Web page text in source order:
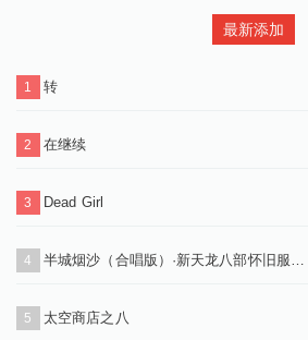
最新添加
1 转
2 在继续
3 Dead Girl
4 半城烟沙（合唱版）·新天龙八部怀旧服推广曲
5 太空商店之八